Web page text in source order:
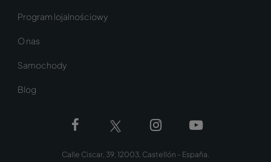
Program lojalnościowy
O nas
Samochody
Blog
Calle Ciscar, 39, 12003, Castellón - España.